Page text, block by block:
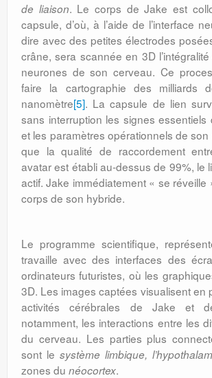
de liaison. Le corps de Jake est
capsule, d’où, à l’aide de l’interface
dire avec des petites électrodes
crâne, sera scannée en 3D
neurones de son cerveau. Ce
faire la cartographie des milliards
nanomètre[5]. La capsule de lien
sans interruption les signes essentiels
et les paramètres opérationnels de son
que la qualité de raccordement
avatar est établi au-dessus de 99%, le
actif. Jake immédiatement « se réveille
corps de son hybride.
Le programme scientifique,
travaille avec des interfaces des
ordinateurs futuristes, où les
3D. Les images captées visualisent en
activités cérébrales de Jake et
notamment, les interactions entre les
du cerveau. Les parties plus
sont le système limbique,
zones du néocortex.